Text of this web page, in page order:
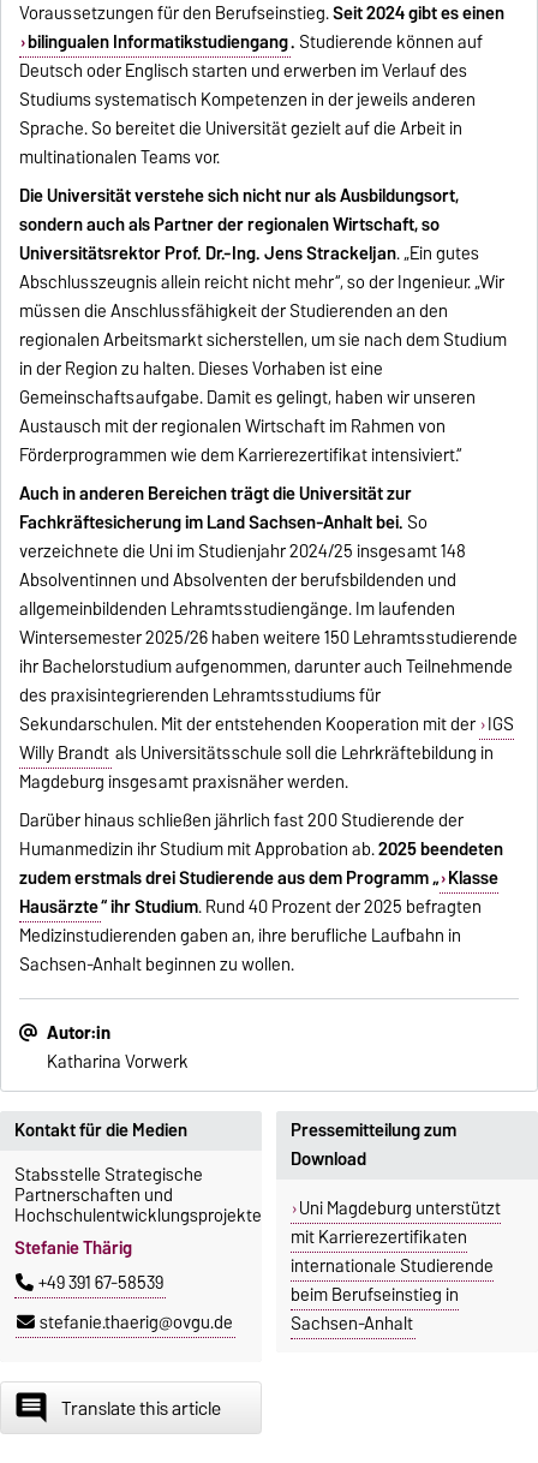
Voraussetzungen für den Berufseinstieg.Seit 2024 gibt es einen
bilingualen Informatikstudiengang. Studierende können auf
Deutsch oder Englisch starten und erwerben im Verlauf des
Studiums systematisch Kompetenzen in der jeweils anderen
Sprache. So bereitet die Universität gezielt auf die Arbeit in
multinationalen Teams vor.
Die Universität verstehe sich nicht nur als Ausbildungsort,
sondern auch als Partner der regionalen Wirtschaft, so
Universitätsrektor Prof. Dr.-Ing. Jens Strackeljan. „Ein gutes
Abschlusszeugnis allein reicht nicht mehr“, so der Ingenieur. „Wir
müssen die Anschlussfähigkeit der Studierenden an den
regionalen Arbeitsmarkt sicherstellen, um sie nach dem Studium
in der Region zu halten. Dieses Vorhaben ist eine
Gemeinschaftsaufgabe. Damit es gelingt, haben wir unseren
Austausch mit der regionalen Wirtschaft im Rahmen von
Förderprogrammen wie dem Karrierezertifikat intensiviert.“
Auch in anderen Bereichen trägt die Universität zur
Fachkräftesicherung im Land Sachsen-Anhalt bei. So
verzeichnete die Uni im Studienjahr 2024/25 insgesamt 148
Absolventinnen und Absolventen der berufsbildenden und
allgemeinbildenden Lehramtsstudiengänge. Im laufenden
Wintersemester 2025/26 haben weitere 150 Lehramtsstudierende
ihr Bachelorstudium aufgenommen, darunter auch Teilnehmende
des praxisintegrierenden Lehramtsstudiums für
Sekundarschulen. Mit der entstehenden Kooperation mit der IGS
Willy Brandt als Universitätsschule soll die Lehrkräftebildung in
Magdeburg insgesamt praxisnäher werden.
Darüber hinaus schließen jährlich fast 200 Studierende der
Humanmedizin ihr Studium mit Approbation ab.2025 beendeten
zudem erstmals drei Studierende aus dem Programm „ Klasse
Hausärzte“ ihr Studium. Rund 40 Prozent der 2025 befragten
Medizinstudierenden gaben an, ihre berufliche Laufbahn in
Sachsen-Anhalt beginnen zu wollen.
Autor:in
Katharina Vorwerk
Kontakt für die Medien
Stabsstelle Strategische
Partnerschaften und
Hochschulentwicklungsprojekte
Stefanie Thärig
+49 391 67-58539
stefanie.thaerig@ovgu.de
Pressemitteilung zum
Download
Uni Magdeburg unterstützt
mit Karrierezertifikaten
internationale Studierende
beim Berufseinstieg in
Sachsen-Anhalt
insert_comment Translate this article